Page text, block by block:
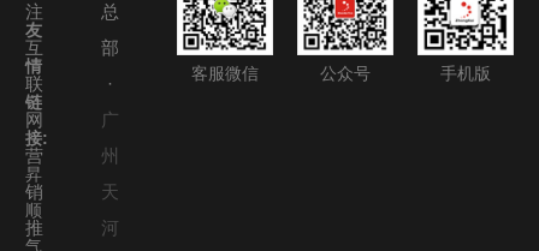
注
互
联
网
营
销
推
总
部
·
广
州
天
河
客服微信 公众号 手机版
友
情
链
接:
昇
顺
气